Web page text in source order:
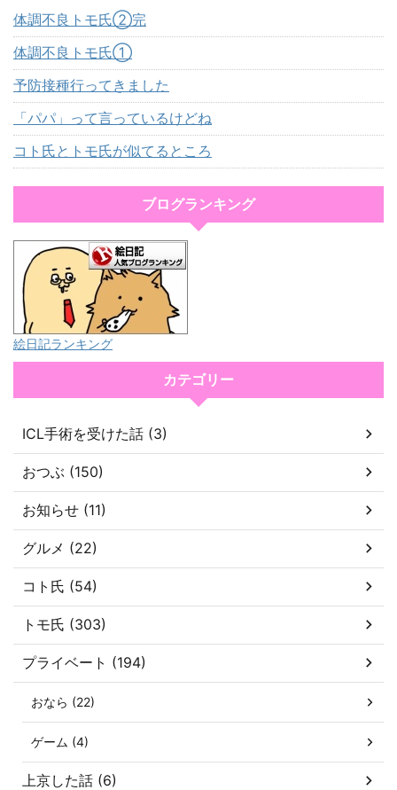
体調不良トモ氏②完
体調不良トモ氏①
予防接種行ってきました
「パパ」って言っているけどね
コト氏とトモ氏が似てるところ
ブログランキング
絵日記ランキング
カテゴリー
ICL手術を受けた話 (3)
おつぶ (150)
お知らせ (11)
グルメ (22)
コト氏 (54)
トモ氏 (303)
プライベート (194)
おなら (22)
ゲーム (4)
上京した話 (6)